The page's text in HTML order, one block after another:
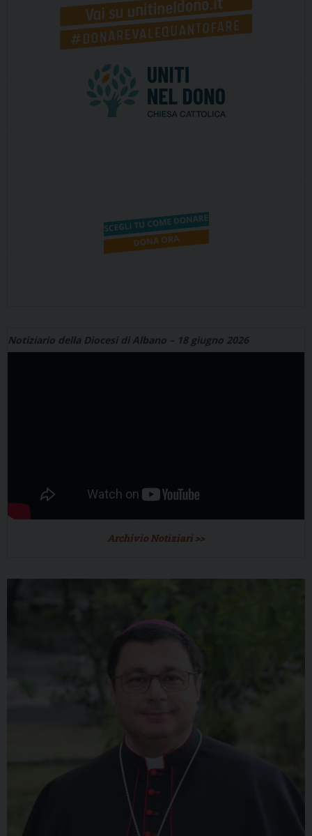
Notiziario della Diocesi di Albano – 18 giugno 2026
Archivio Notiziari >>